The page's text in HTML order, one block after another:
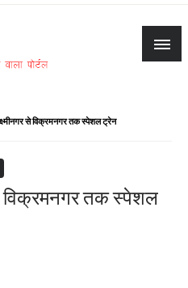
से विक्रमनगर तक स्पेशल ट्रेन
विक्रमनगर तक स्पेशल